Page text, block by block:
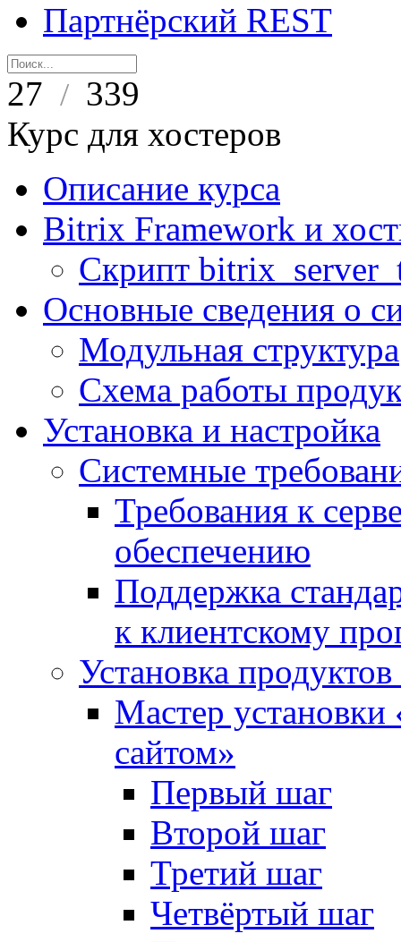
Партнёрский REST
27 / 339
Курс для хостеров
Описание курса
Bitrix Framework и
Скрипт
Основные сведения о
Модульная структура
Схема работы
Установка и настройка
Системные
Требования к
обеспечению
Поддержка
к клиентскому
Установка
Мастер
сайтом»
Первый шаг
Второй шаг
Третий шаг
Четвёртый шаг